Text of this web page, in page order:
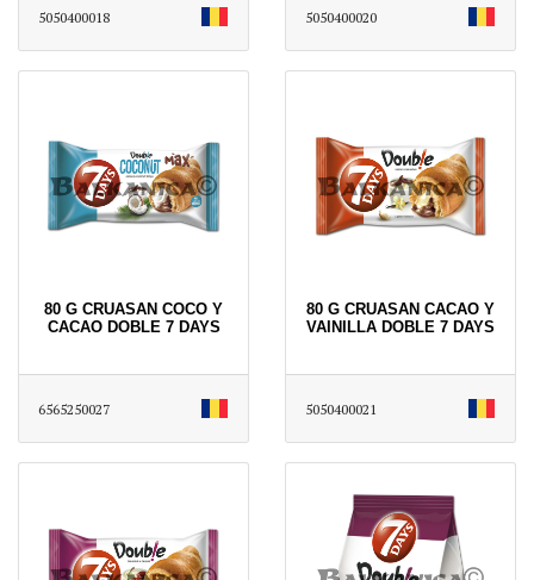
5050400018 5050400020
80 G CRUASAN COCO Y
CACAO DOBLE 7 DAYS
6565250027
80 G CRUASAN CACAO Y
VAINILLA DOBLE 7 DAYS
5050400021